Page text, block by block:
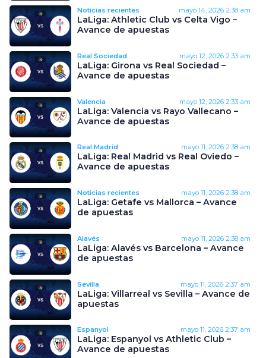
Noticias recientes mayo 14, 2026 2:38 am
LaLiga: Athletic Club vs Celta Vigo –
Avance de apuestas
Real Sociedad mayo 12, 2026 2:33 am
LaLiga: Girona vs Real Sociedad –
Avance de apuestas
Valencia mayo 12, 2026 2:33 am
LaLiga: Valencia vs Rayo Vallecano –
Avance de apuestas
Real Madrid mayo 11, 2026 2:38 am
LaLiga: Real Madrid vs Real Oviedo –
Avance de apuestas
Noticias recientes mayo 11, 2026 2:38 am
LaLiga: Getafe vs Mallorca – Avance
de apuestas
Alavés mayo 11, 2026 2:38 am
LaLiga: Alavés vs Barcelona – Avance
de apuestas
Sevilla mayo 11, 2026 2:37 am
LaLiga: Villarreal vs Sevilla – Avance de
apuestas
Espanyol mayo 11, 2026 2:37 am
LaLiga: Espanyol vs Athletic Club –
Avance de apuestas